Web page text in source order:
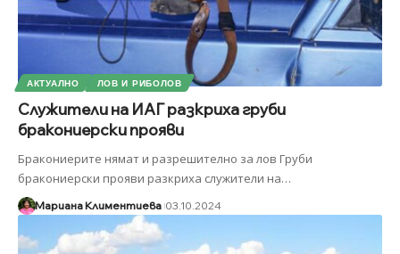
АКТУАЛНО ЛОВ И РИБОЛОВ
Служители на ИАГ разкриха груби
бракониерски прояви
Бракониерите нямат и разрешително за лов Груби
бракониерски прояви разкриха служители на…
Мариана Климентиева 03.10.2024